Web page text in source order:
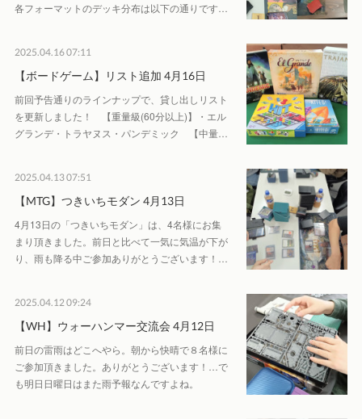
各フォーマットのデッキ分布は以下の通りです…
2025.04.16 07:11
【ボードゲーム】リスト追加 4月16日
前回予告通りのラインナップで、貸し出しリスト
を更新しました！ 【重量級(60分以上)】・エル
グランデ・トラヤヌス・パンデミック 【中量…
2025.04.13 07:51
【MTG】つきいちモダン 4月13日
4月13日の「つきいちモダン」は、4名様にお集
まり頂きました。前日と比べて一気に気温が下が
り、雨も降る中ご参加ありがとうございます！…
2025.04.12 09:24
【WH】ウォーハンマー交流会 4月12日
前日の雷雨はどこへやら。朝から快晴で８名様に
ご参加頂きました。ありがとうございます！…で
も明日日曜日はまた雨予報なんですよね。